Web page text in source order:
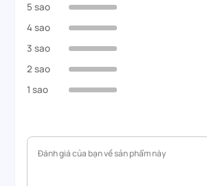
5 sao
4 sao
3 sao
2 sao
1 sao